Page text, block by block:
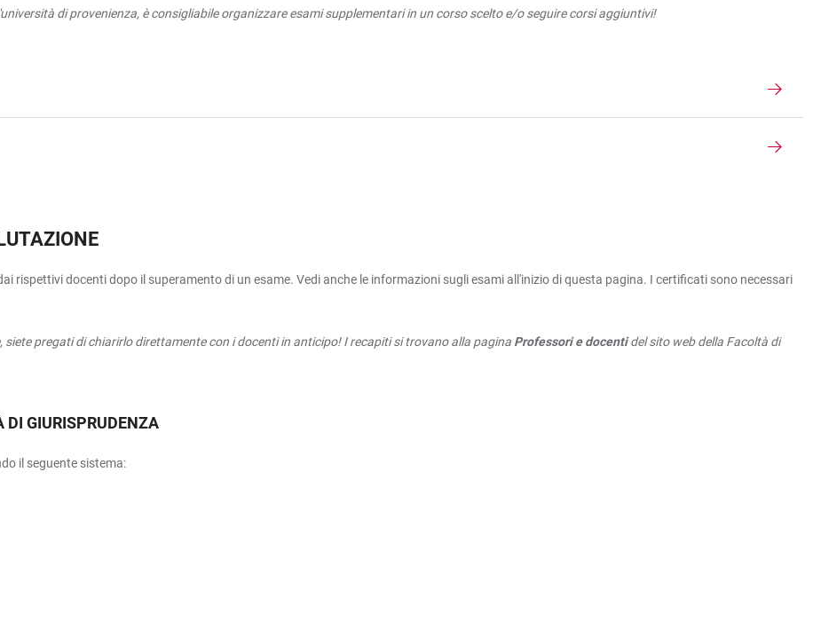
di provenienza, è consigliabile organizzare esami supplementari in un corso scelto e/o seguire corsi aggiuntivi!
rispettivi docenti dopo il superamento di un esame. Vedi anche le informazioni sugli esami all'inizio di questa pagina. I certificati sono necessari
pregati di chiarirlo direttamente con i docenti in anticipo! I recapiti si trovano alla pagina Professori e docentidel sito web della Facoltà di
DI GIURISPRUDENZA
il seguente sistema: